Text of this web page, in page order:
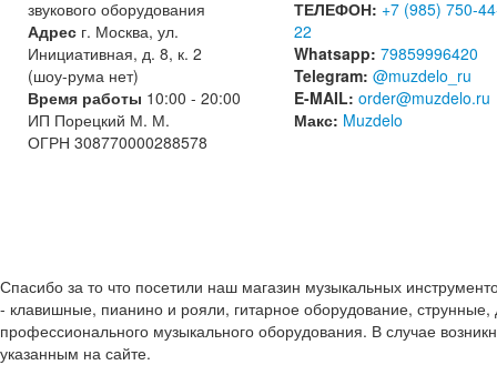
звукового оборудования
Адрес г. Москва, ул.
Инициативная, д. 8, к. 2
(шоу-рума нет)
Время работы 10:00 - 20:00
ИП Порецкий М. М.
ОГРН 308770000288578
ТЕЛЕФОН: +7 (985) 750-
22
Whatsapp: 79859996420
Telegram: @muzdelo_ru
E-MAIL: order@muzdelo.ru
Макс: Muzdelo
Спасибо за то что посетили наш магазин музыкальных
- клавишные, пианино и рояли, гитарное оборудование,
профессионального музыкального оборудования. В случае
указанным на сайте.